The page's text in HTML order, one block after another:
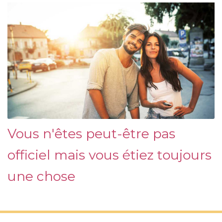
Vous n'êtes peut-être pas
officiel mais vous étiez toujours
une chose